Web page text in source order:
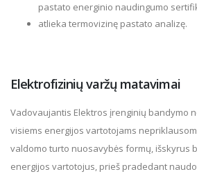
pastato energinio naudingumo
atlieka termovizinę pastato analizę.
Elektrofizinių varžų matavimai
Vadovaujantis Elektros įrenginių bandymo
visiems energijos vartotojams
valdomo turto nuosavybės formų, išskyrus
energijos vartotojus, prieš pradedant